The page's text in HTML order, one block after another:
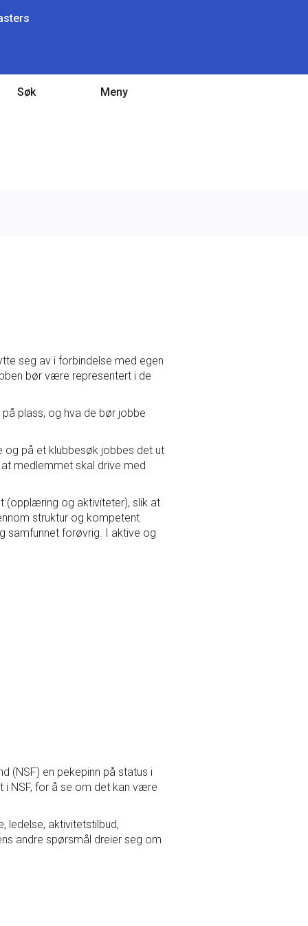
Søk Meny
seg av i forbindelse med egen
bør være representert i de
plass, og hva de bør jobbe
og på et klubbesøk jobbes det ut
medlemmet skal drive med
(opplæring og aktiviteter), slik at
struktur og kompetent
samfunnet forøvrig. I aktive og
(NSF) en pekepinn på status i
i NSF, for å se om det kan være
ledelse, aktivitetstilbud,
andre spørsmål dreier seg om